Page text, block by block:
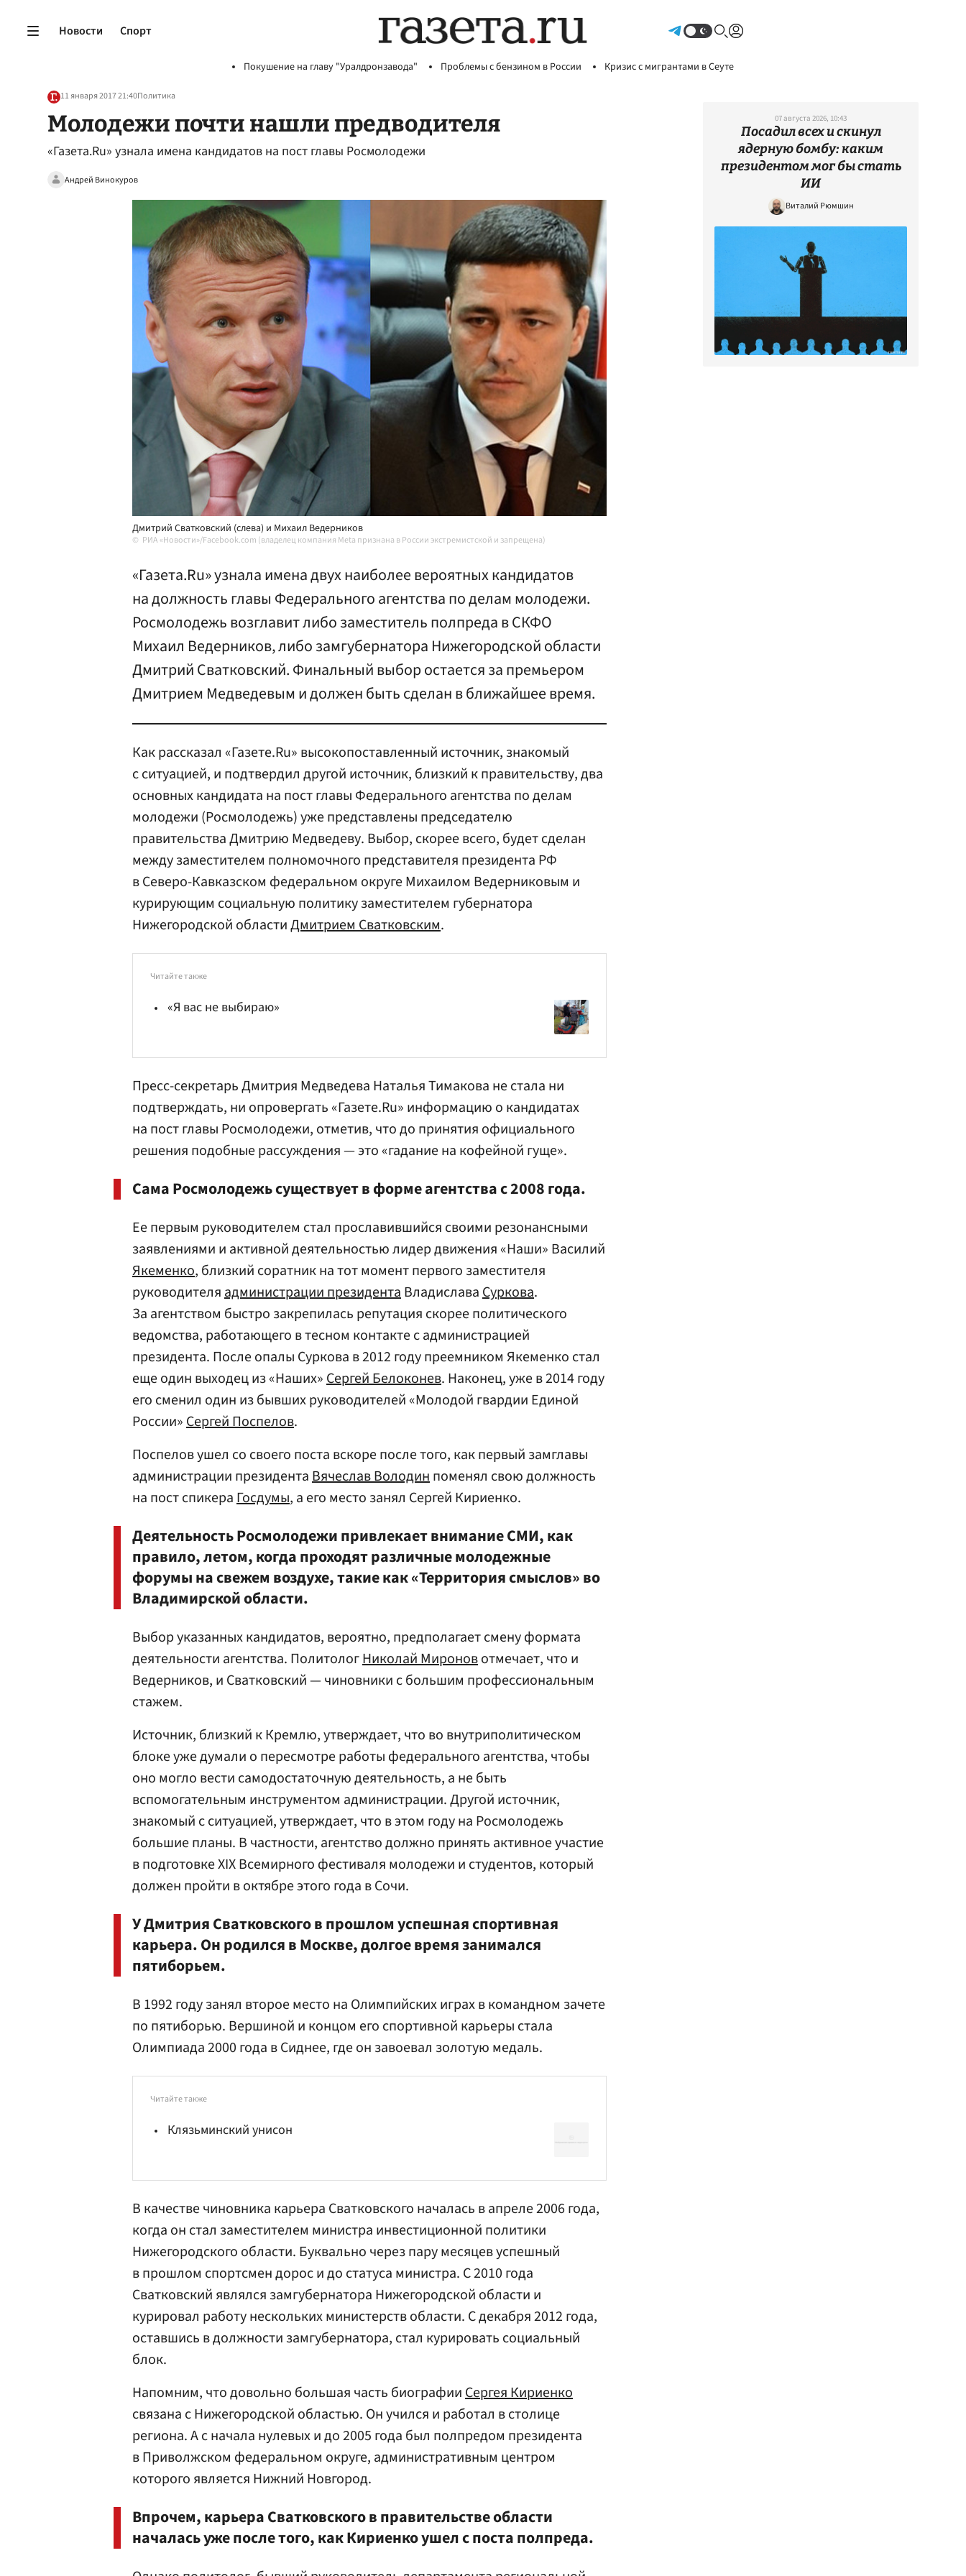
Новости Спорт
Покушение на главу "Уралдронзавода" Проблемы с бензином в России Кризис с мигрантами в Сеуте
11 января 2017 21:40Политика
Молодежи почти нашли предводителя
«Газета.Ru» узнала имена кандидатов на пост главы Росмолодежи
Андрей Винокуров
Дмитрий Сватковский (слева) и Михаил Ведерников
РИА «Новости»/Facebook.com (владелец компания Meta признана в России экстремистской и запрещена)
«Газета.Ru» узнала имена двух наиболее вероятных кандидатов
на должность главы Федерального агентства по делам молодежи.
Росмолодежь возглавит либо заместитель полпреда в СКФО
Михаил Ведерников, либо замгубернатора Нижегородской области
Дмитрий Сватковский. Финальный выбор остается за премьером
Дмитрием Медведевым и должен быть сделан в ближайшее время.
Как рассказал «Газете.Ru» высокопоставленный источник, знакомый
с ситуацией, и подтвердил другой источник, близкий к правительству, два
основных кандидата на пост главы Федерального агентства по делам
молодежи (Росмолодежь) уже представлены председателю
правительства Дмитрию Медведеву. Выбор, скорее всего, будет сделан
между заместителем полномочного представителя президента РФ
в Северо-Кавказском федеральном округе Михаилом Ведерниковым и
курирующим социальную политику заместителем губернатора
Нижегородской областиДмитрием Сватковским.
Читайте также
«Я вас не выбираю»
Пресс-секретарь Дмитрия Медведева Наталья Тимакова не стала ни
подтверждать, ни опровергать «Газете.Ru» информацию о кандидатах
на пост главы Росмолодежи, отметив, что до принятия официального
решения подобные рассуждения — это «гадание на кофейной гуще».
Сама Росмолодежь существует в форме агентства с 2008 года.
Ее первым руководителем стал прославившийся своими резонансными
заявлениями и активной деятельностью лидер движения «Наши» Василий
Якеменко, близкий соратник на тот момент первого заместителя
руководителяадминистрации президентаВладиславаСуркова.
За агентством быстро закрепилась репутация скорее политического
ведомства, работающего в тесном контакте с администрацией
президента. После опалы Суркова в 2012 году преемником Якеменко стал
еще один выходец из «Наших»Сергей Белоконев. Наконец, уже в 2014 году
его сменил один из бывших руководителей «Молодой гвардии Единой
России»Сергей Поспелов.
Поспелов ушел со своего поста вскоре после того, как первый замглавы
администрации президентаВячеслав Володинпоменял свою должность
на пост спикераГосдумы, а его место занял Сергей Кириенко.
Деятельность Росмолодежи привлекает внимание СМИ, как
правило, летом, когда проходят различные молодежные
форумы на свежем воздухе, такие как «Территория смыслов» во
Владимирской области.
Выбор указанных кандидатов, вероятно, предполагает смену формата
деятельности агентства. ПолитологНиколай Мироновотмечает, что и
Ведерников, и Сватковский — чиновники с большим профессиональным
стажем.
Источник, близкий к Кремлю, утверждает, что во внутриполитическом
блоке уже думали о пересмотре работы федерального агентства, чтобы
оно могло вести самодостаточную деятельность, а не быть
вспомогательным инструментом администрации. Другой источник,
знакомый с ситуацией, утверждает, что в этом году на Росмолодежь
большие планы. В частности, агентство должно принять активное участие
в подготовке XIX Всемирного фестиваля молодежи и студентов, который
должен пройти в октябре этого года в Сочи.
У Дмитрия Сватковского в прошлом успешная спортивная
карьера. Он родился в Москве, долгое время занимался
пятиборьем.
В 1992 году занял второе место на Олимпийских играх в командном зачете
по пятиборью. Вершиной и концом его спортивной карьеры стала
Олимпиада 2000 года в Сиднее, где он завоевал золотую медаль.
Читайте также
Клязьминский унисон
В качестве чиновника карьера Сватковского началась в апреле 2006 года,
когда он стал заместителем министра инвестиционной политики
Нижегородского области. Буквально через пару месяцев успешный
в прошлом спортсмен дорос и до статуса министра. С 2010 года
Сватковский являлся замгубернатора Нижегородской области и
курировал работу нескольких министерств области. С декабря 2012 года,
оставшись в должности замгубернатора, стал курировать социальный
блок.
Напомним, что довольно большая часть биографииСергея Кириенко
связана с Нижегородской областью. Он учился и работал в столице
региона. А с начала нулевых и до 2005 года был полпредом президента
в Приволжском федеральном округе, административным центром
которого является Нижний Новгород.
Впрочем, карьера Сватковского в правительстве области
началась уже после того, как Кириенко ушел с поста полпреда.
07 августа 2026, 10:43
Посадил всех и скинул
ядерную бомбу: каким
президентом мог бы стать
ИИ
Виталий Рюмшин